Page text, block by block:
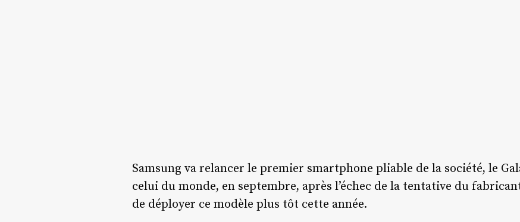
Samsung va relancer le premier smartphone pliable de la société, le
celui du monde, en septembre, après l’échec de la tentative du
de déployer ce modèle plus tôt cette année.